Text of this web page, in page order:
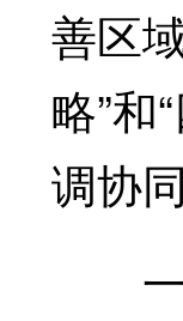
善区
略”和
调协
一